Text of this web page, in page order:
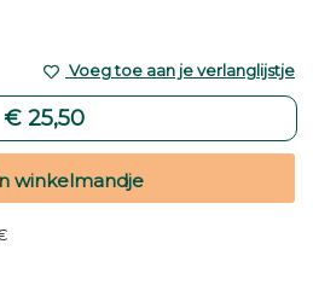
€ 25,50
Voeg toe aan je verlanglijstje
winkelmandje